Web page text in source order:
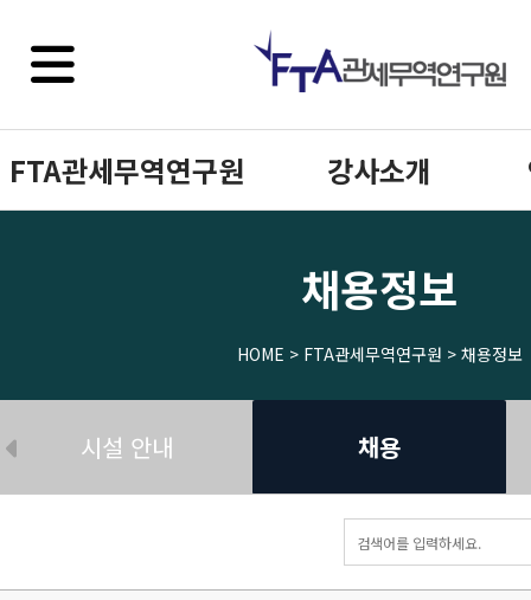
FTA관세무역연구원 강사소개
채용정보
HOME > FTA관세무역연구원 > 채용정보
시설 안내 채용